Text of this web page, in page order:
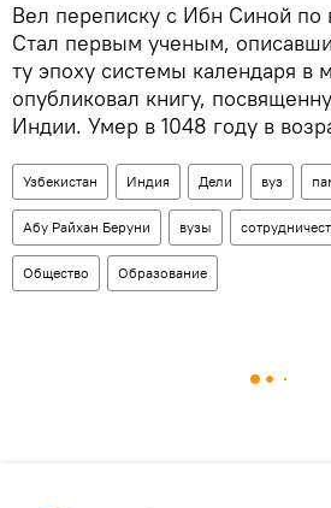
Вел переписку с Ибн Синой по
Стал первым ученым,
ту эпоху системы календаря в
опубликовал книгу,
Индии. Умер в 1048 году в
Узбекистан Индия Дели вуз
Абу Райхан Беруни вузы
Общество Образование